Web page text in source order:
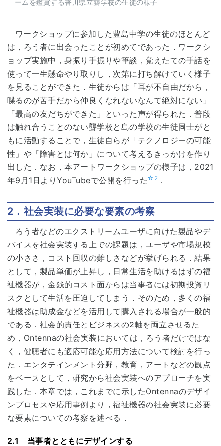
ームを鑑賞する香川県立聾学校の生徒の様子
ワークショップに参加した豊島中学の生徒のほとんど
は，ろう者に出会ったことが初めてであった．ワークシ
ョップ実施中，身振り手振りや筆談，覚えたての手話を
使って一生懸命やり取りし，次第に打ち解けていく様子
を見ることができた．生徒からは「耳が不自由だから，
喋るのが苦手だから仲良くなれないなんて絶対にない」
「最高の友だちができた」といった声が得られた．普段
は触れ合うことのない聾学校と島の学校の生徒同士がと
もに活動することで，生徒自らが「テクノロジーの可能
性」や「障害とは何か」について考えるきっかけを作り
出した．なお，本アートワークショップの様子は，2021
年9月1日よりYouTubeで公開を行った ☆2 ．
2．社会実装に必要な要素の考察
ろう者などのエクストリームユーザに向けた製品やデ
バイスを社会実装する上での課題は，ユーザや市場規模
の小ささ，コスト回収の難しさなどが挙げられる．結果
として，製品単価が上昇し，日常生活を助けるはずの福
祉機器が，金銭的コスト面からは当事者には初期投資リ
スクとして生活を圧迫してしまう．そのため，多くの福
祉機器は助成金などを活用して購入される場合が一般的
である．社会的責任とビジネスの2軸を両立させるた
め，Ontennaの社会実装においては，ろう者だけではな
く，健聴者にも適応可能な応用方法について検討を行っ
た．エンタテインメント分野，教育，アートなどの観点
をベースとして，研究から社会実装へのアプローチを実
践した．本章では，これまでに示したOntennaのデザイ
ンプロセスや応用事例より，福祉機器の社会実装に必要
な要素についての考察を述べる．
2.1 当事者とともにデザインする